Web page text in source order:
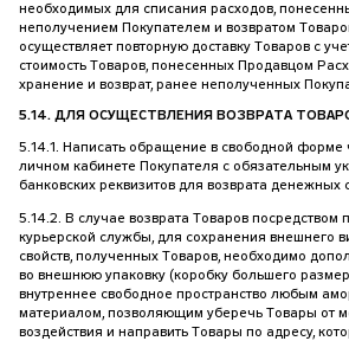
необходимых для списания расходов,
неполучением Покупателем и возвратом
осуществляет повторную доставку Товаров с
стоимость Товаров, понесенных Продавцом
хранение и возврат, ранее неполученных
5.14. ДЛЯ ОСУЩЕСТВЛЕНИЯ ВОЗВРАТА
5.14.1. Написать обращение в свободной форме
личном кабинете Покупателя с обязательным
банковских реквизитов для возврата денежных
5.14.2. В случае возврата Товаров посредством
курьерской службы, для сохранения внешнего
свойств, полученных Товаров, необходимо
во внешнюю упаковку (коробку большего
внутреннее свободное пространство любым
материалом, позволяющим уберечь Товары от
воздействия и направить Товары по адресу,